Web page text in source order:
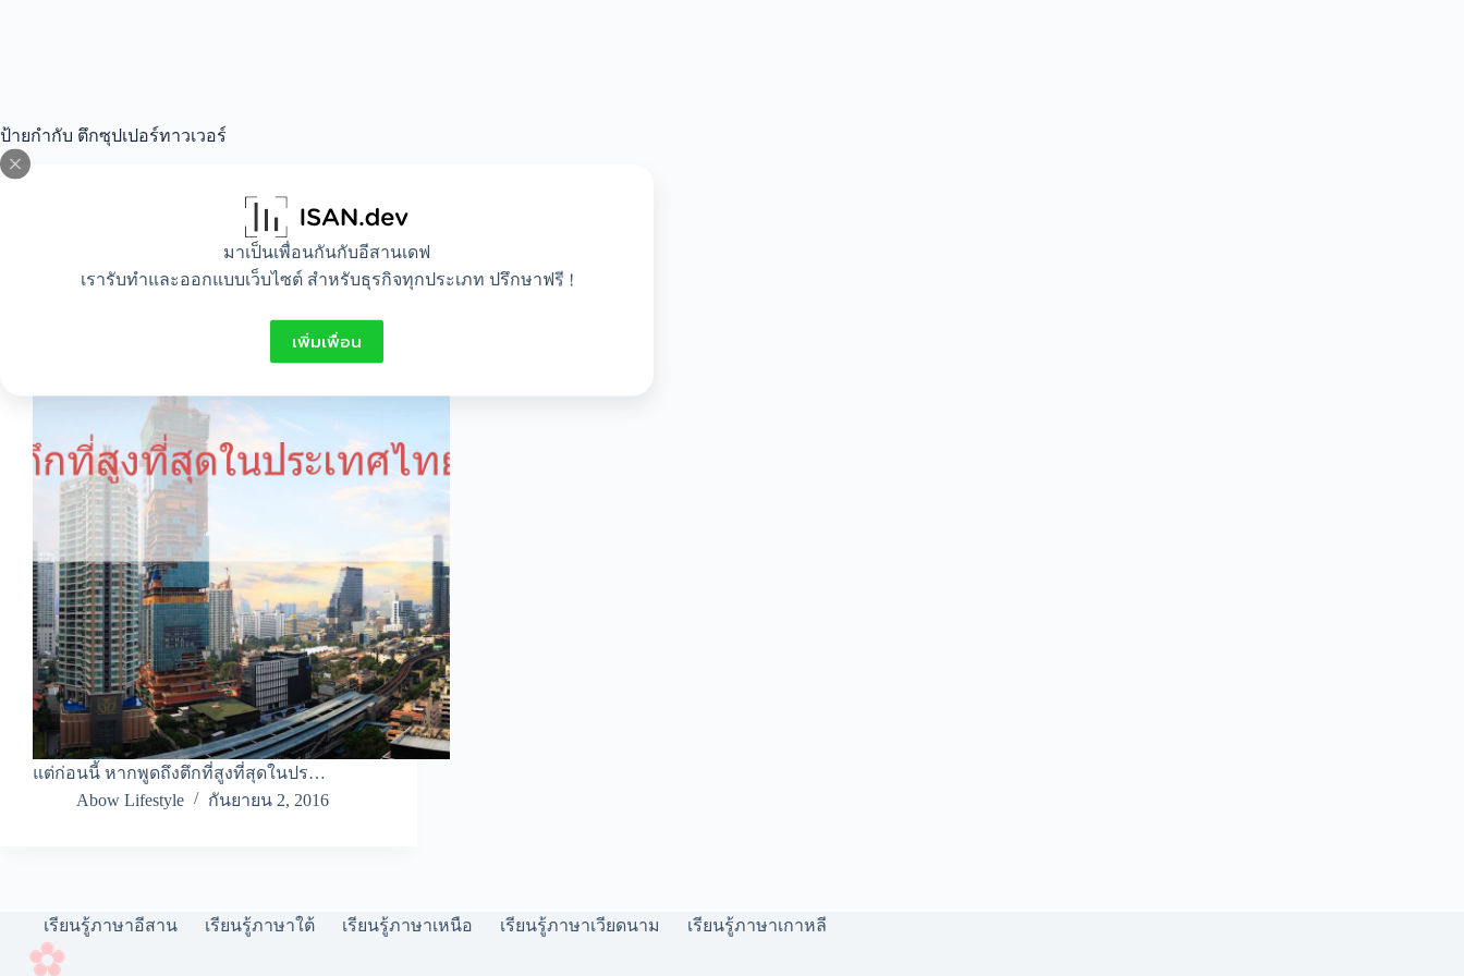
มาเป็นเพื่อนกันกับอีสานเดฟ
เรารับทำและออกแบบเว็บไซต์ สำหรับธุรกิจทุกประเภท ปรึกษาฟรี !
เพิ่มเพื่อน
ป้ายกำกับ ตึกซุปเปอร์ทาวเวอร์
ตึกสูงที่สุดในประเทศไทย อัพเดทความรู้ใหม่
แต่ก่อนนี้ หากพูดถึงตึกที่สูงที่สุดในปร…
Abow Lifestyle
กันยายน 2, 2016
เรียนรู้ภาษาอีสาน เรียนรู้ภาษาใต้ เรียนรู้ภาษาเหนือ เรียนรู้ภาษาเวียดนาม เรียนรู้ภาษาเกาหลี